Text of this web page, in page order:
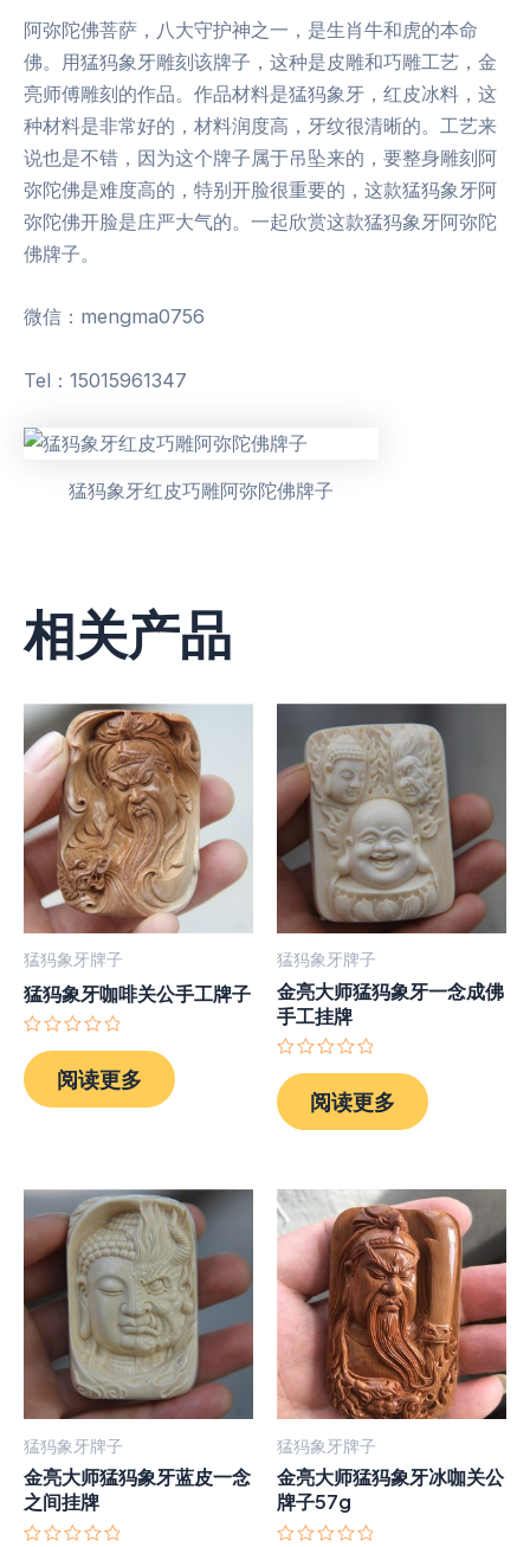
阿弥陀佛菩萨，八大守护神之一，是生肖牛和虎的本命
佛。用猛犸象牙雕刻该牌子，这种是皮雕和巧雕工艺，金
亮师傅雕刻的作品。作品材料是猛犸象牙，红皮冰料，这
种材料是非常好的，材料润度高，牙纹很清晰的。工艺来
说也是不错，因为这个牌子属于吊坠来的，要整身雕刻阿
弥陀佛是难度高的，特别开脸很重要的，这款猛犸象牙阿
弥陀佛开脸是庄严大气的。一起欣赏这款猛犸象牙阿弥陀
佛牌子。
微信：mengma0756
Tel：15015961347
猛犸象牙红皮巧雕阿弥陀佛牌子
相关产品
猛犸象牙牌子
猛犸象牙咖啡关公手工牌子
评
分
0
&sol;
阅读更多
猛犸象牙牌子
金亮大师猛犸象牙一念成佛
手工挂牌
评
分
0
&sol;
阅读更多
猛犸象牙牌子
金亮大师猛犸象牙蓝皮一念
之间挂牌
猛犸象牙牌子
金亮大师猛犸象牙冰咖关公
牌子57g